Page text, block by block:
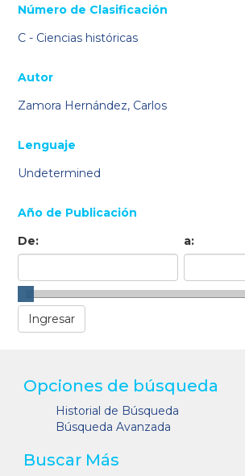
Número de Clasificación
C - Ciencias históricas
Autor
Zamora Hernández, Carlos
Lenguaje
Undetermined
Año de Publicación
De:
a:
Opciones de búsqueda
Historial de Búsqueda
Búsqueda Avanzada
Buscar Más